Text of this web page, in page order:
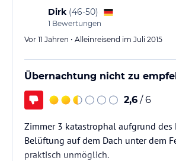
Dirk (46-50)
1 Bewertungen
Vor 11 Jahren • Alleinreisend im Juli 2015
Übernachtung nicht zu
2,6 / 6
Zimmer 3 katastrophal aufgrund des
Belüftung auf dem Dach unter dem
praktisch unmöglich.